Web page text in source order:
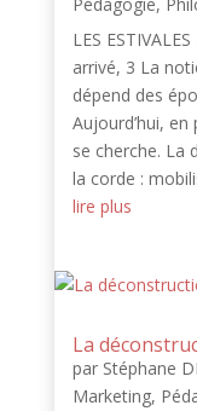
LES
arrivé, 3 La
dépend des
Aujourd’hui,
se cherche. La
la corde :
lire plus
La
par Stéphane
Marketing,